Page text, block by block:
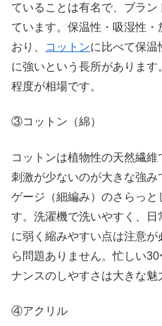
ていることは有名で、ブラ
ています。保温性・吸湿性
おり、
コットンに比べて保温
に強いという長所がありま
程度が相場です。
③コットン（綿）
コットンは植物性の天然繊
刺激が少ないのが大きな強
ゲージ（細編み）のさらっと
す。洗濯機で洗いやすく、
に弱く縮みやすい点は注意
ら問題ありません。忙しい
ナンスのしやすさは大きな魅
④アクリル